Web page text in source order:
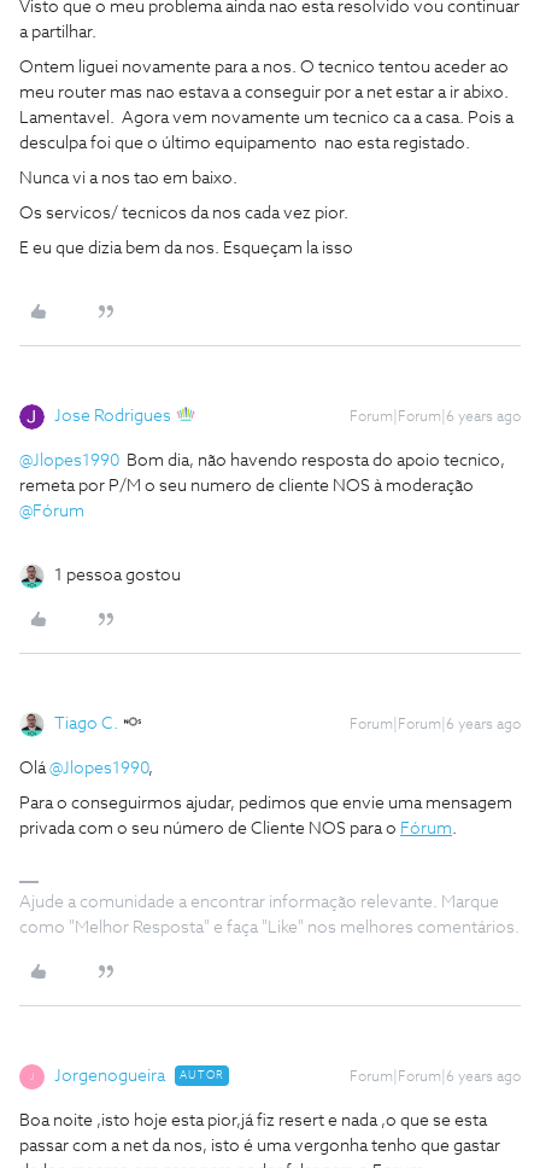
Visto que o meu problema ainda nao esta resolvido vou continuar
a partilhar.
Ontem liguei novamente para a nos. O tecnico tentou aceder ao
meu router mas nao estava a conseguir por a net estar a ir abixo.
Lamentavel. Agora vem novamente um tecnico ca a casa. Pois a
desculpa foi que o último equipamento nao esta registado.
Nunca vi a nos tao em baixo.
Os servicos/ tecnicos da nos cada vez pior.
E eu que dizia bem da nos. Esqueçam la isso
Jose Rodrigues Forum|Forum|6 years ago
@Jlopes1990 Bom dia, não havendo resposta do apoio tecnico,
remeta por P/M o seu numero de cliente NOS à moderação
@Fórum
1 pessoa gostou
Tiago C. Forum|Forum|6 years ago
Olá@Jlopes1990,
Para o conseguirmos ajudar, pedimos que envie uma mensagem
privada com o seu número de Cliente NOS para o Fórum.
Ajude a comunidade a encontrar informação relevante. Marque
como "Melhor Resposta" e faça "Like" nos melhores comentários.
Jorgenogueira AUTOR Forum|Forum|6 years ago
Boa noite ,isto hoje esta pior,já fiz resert e nada ,o que se esta
passar com a net da nos, isto é uma vergonha tenho que gastar